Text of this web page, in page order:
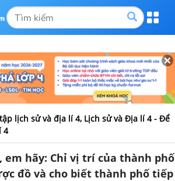
lịch sử và địa lí 4, Lịch sử và Địa lí 4 - Để
4
em hãy: Chỉ vị trí của thành phố
đồ và cho biết thành phố tiếp